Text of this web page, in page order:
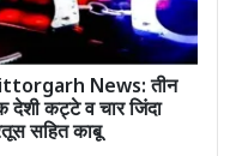
News: तीन
देशी कट्टे व चार जिंदा
सहित काबू